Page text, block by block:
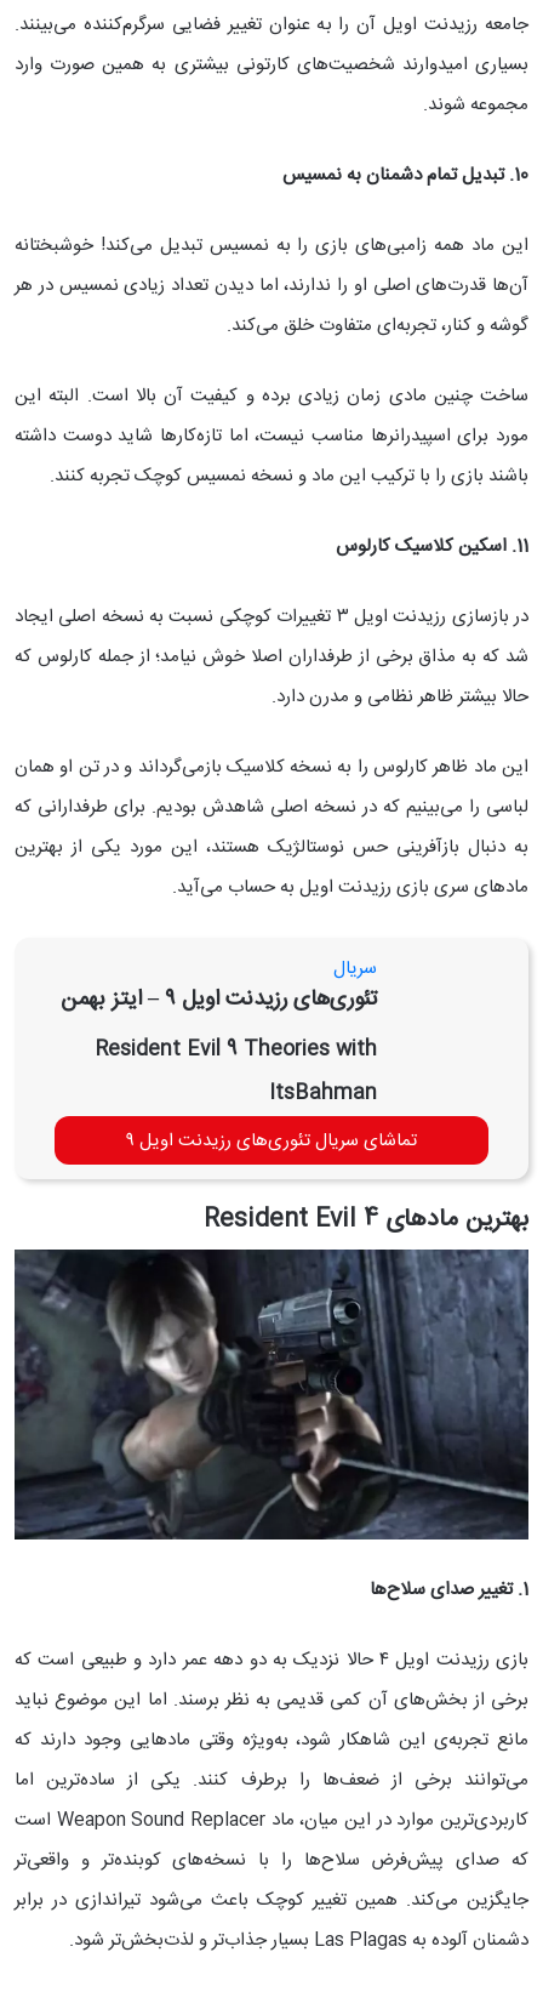
جامعه رزیدنت اویل آن را به عنوان تغییر فضایی سرگرم‌کننده می‌بینند.
بسیاری امیدوارند شخصیت‌های کارتونی بیشتری به همین صورت وارد
مجموعه شوند.
10. تبدیل تمام دشمنان به نمسیس
این ماد همه زامبی‌های بازی را به نمسیس تبدیل می‌کند! خوشبختانه
آن‌ها قدرت‌های اصلی او را ندارند، اما دیدن تعداد زیادی نمسیس در هر
گوشه و کنار، تجربه‌ای متفاوت خلق می‌کند.
ساخت چنین مادی زمان زیادی برده و کیفیت آن بالا است. البته این
مورد برای اسپیدرانرها مناسب نیست، اما تازه‌کارها شاید دوست داشته
باشند بازی را با ترکیب این ماد و نسخه نمسیس کوچک تجربه کنند.
11. اسکین کلاسیک کارلوس
در بازسازی رزیدنت اویل ۳ تغییرات کوچکی نسبت به نسخه اصلی ایجاد
شد که به مذاق برخی از طرفداران اصلا خوش نیامد؛ از جمله کارلوس که
حالا بیشتر ظاهر نظامی و مدرن دارد.
این ماد ظاهر کارلوس را به نسخه کلاسیک بازمی‌گرداند و در تن او همان
لباسی را می‌بینیم که در نسخه اصلی شاهدش بودیم. برای طرفدارانی که
به دنبال بازآفرینی حس نوستالژیک هستند، این مورد یکی از بهترین
مادهای سری بازی رزیدنت اویل به حساب می‌آید.
سریال
تئوری‌های رزیدنت اویل ۹ – ایتز بهمن
Resident Evil 9 Theories with
ItsBahman
تماشای سریال تئوری‌های رزیدنت اویل ۹
بهترین مادهای Resident Evil 4
1. تغییر صدای سلاح‌ها
بازی رزیدنت اویل ۴ حالا نزدیک به دو دهه عمر دارد و طبیعی است که
برخی از بخش‌های آن کمی قدیمی به نظر برسند. اما این موضوع نباید
مانع تجربه‌ی این شاهکار شود، به‌ویژه وقتی مادهایی وجود دارند که
می‌توانند برخی از ضعف‌ها را برطرف کنند. یکی از ساده‌ترین اما
کاربردی‌ترین موارد در این میان، ماد Weapon Sound Replacer است
که صدای پیش‌فرض سلاح‌ها را با نسخه‌های کوبنده‌تر و واقعی‌تر
جایگزین می‌کند. همین تغییر کوچک باعث می‌شود تیراندازی در برابر
دشمنان آلوده به Las Plagas بسیار جذاب‌تر و لذت‌بخش‌تر شود.